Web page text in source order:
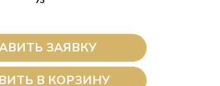
ЗАЯВКУ
В КОРЗИНУ